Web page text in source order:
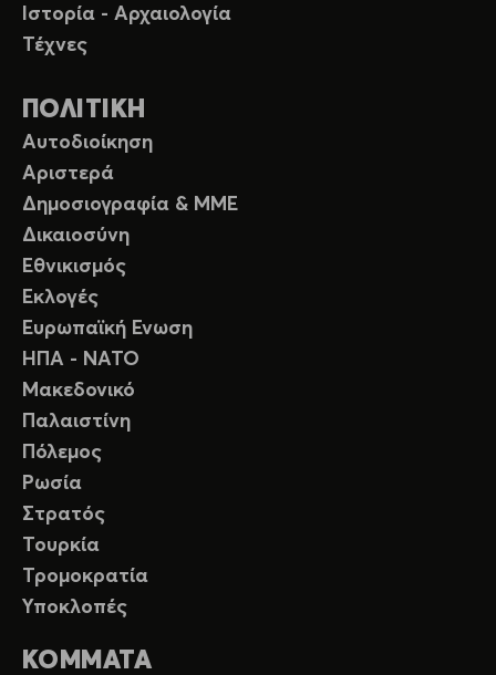
Ιστορία - Αρχαιολογία
Τέχνες
ΠΟΛΙΤΙΚΗ
Αυτοδιοίκηση
Αριστερά
Δημοσιογραφία & ΜΜΕ
Δικαιοσύνη
Εθνικισμός
Εκλογές
Ευρωπαϊκή Ενωση
ΗΠΑ - ΝΑΤΟ
Μακεδονικό
Παλαιστίνη
Πόλεμος
Ρωσία
Στρατός
Τουρκία
Τρομοκρατία
Υποκλοπές
ΚΟΜΜΑΤΑ